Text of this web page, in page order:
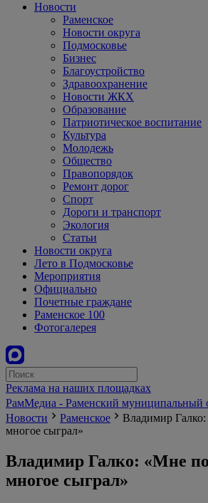
Новости
Раменское
Новости округа
Подмосковье
Бизнес
Благоустройство
Здравоохранение
Новости ЖКХ
Образование
Патриотическое воспитание
Культура
Молодежь
Общество
Правопорядок
Ремонт дорог
Спорт
Дороги и транспорт
Экология
Статьи
Новости округа
Лето в Подмосковье
Мероприятия
Официально
Почетные граждане
Раменское 100
Фотогалерея
Реклама на наших площадках
РамМедиа - Раменский муниципальный
Новости
Раменское
Владимир
многое сыграл»
Владимир Галко: «Мне
многое сыграл»